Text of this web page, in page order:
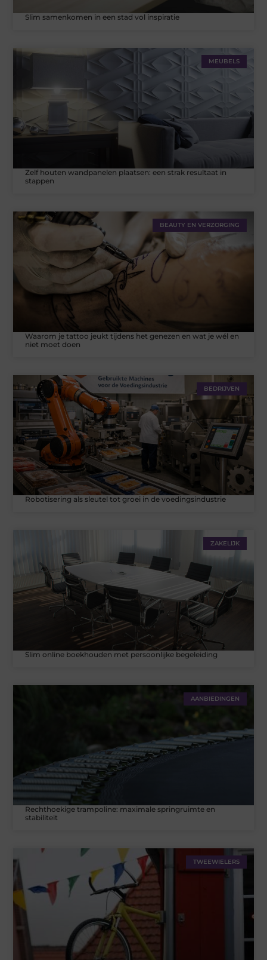
Slim samenkomen in een stad vol inspiratie
MEUBELS
Zelf houten wandpanelen plaatsen: een strak resultaat in
stappen
BEAUTY EN VERZORGING
Waarom je tattoo jeukt tijdens het genezen en wat je wél en
niet moet doen
BEDRIJVEN
Robotisering als sleutel tot groei in de voedingsindustrie
ZAKELIJK
Slim online boekhouden met persoonlijke begeleiding
AANBIEDINGEN
Rechthoekige trampoline: maximale springruimte en
stabiliteit
TWEEWIELERS